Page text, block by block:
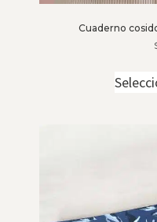
Cuaderno